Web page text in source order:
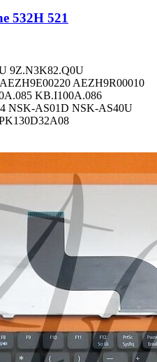
532H 521
9Z.N3K82.Q0U
AEZH9R00010
KB.I100A.086
NSK-AS01D NSK-AS40U